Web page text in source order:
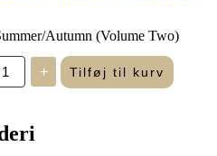
Autumn (Volume Two)
+ Tilføj til kurv